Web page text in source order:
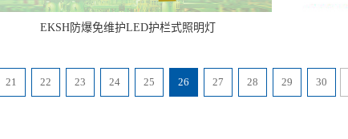
EKSH防爆免维护LED护栏式照明灯
21 22 23 24 25 26 27 28 29 30